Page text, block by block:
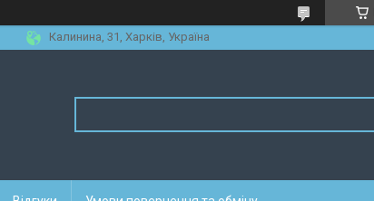
Калинина, 31, Харків, Україна